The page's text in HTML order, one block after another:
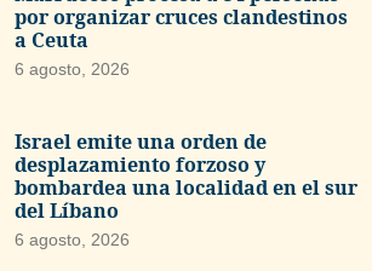
por organizar cruces clandestinos
a Ceuta
6 agosto, 2026
Israel emite una orden de
desplazamiento forzoso y
bombardea una localidad en el sur
del Líbano
6 agosto, 2026